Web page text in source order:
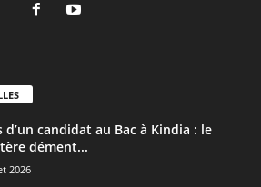
d’un candidat au Bac à Kindia : le
dément...
2026